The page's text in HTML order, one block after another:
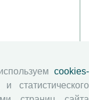
данных
cookies-